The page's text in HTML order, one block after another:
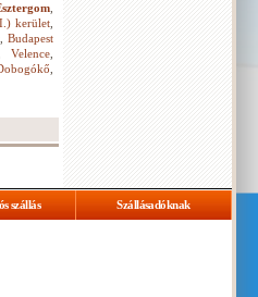
kerület
,Budapest
Velence
szállás Szállásadóknak